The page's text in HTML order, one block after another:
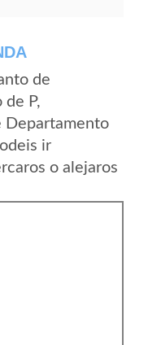
de
P,
Departamento
ir
o alejaros